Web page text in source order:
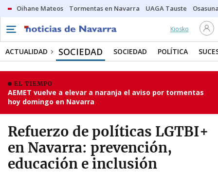
Oihane Mateos Tormentas en Navarra UAGA Tauste
Kiosko
ACTUALIDAD SOCIEDAD SOCIEDAD POLÍTICA
EL TIEMPO
AEMET vuelve a elevar a naranja el aviso por tormentas
hoy domingo en Navarra
Refuerzo de políticas LGTBI+
en Navarra: prevención,
educación e inclusión